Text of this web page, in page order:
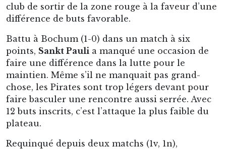
club de sortir de la zone rouge à la faveur d’une
différence de buts favorable.
Battu à Bochum (1-0) dans un match à six
points, Sankt Pauli a manqué une occasion de
faire une différence dans la lutte pour le
maintien. Même s’il ne manquait pas grand-
chose, les Pirates sont trop légers devant pour
faire basculer une rencontre aussi serrée. Avec
12 buts inscrits, c’est l’attaque la plus faible du
plateau.
Requinqué depuis deux matchs (1v, 1n),